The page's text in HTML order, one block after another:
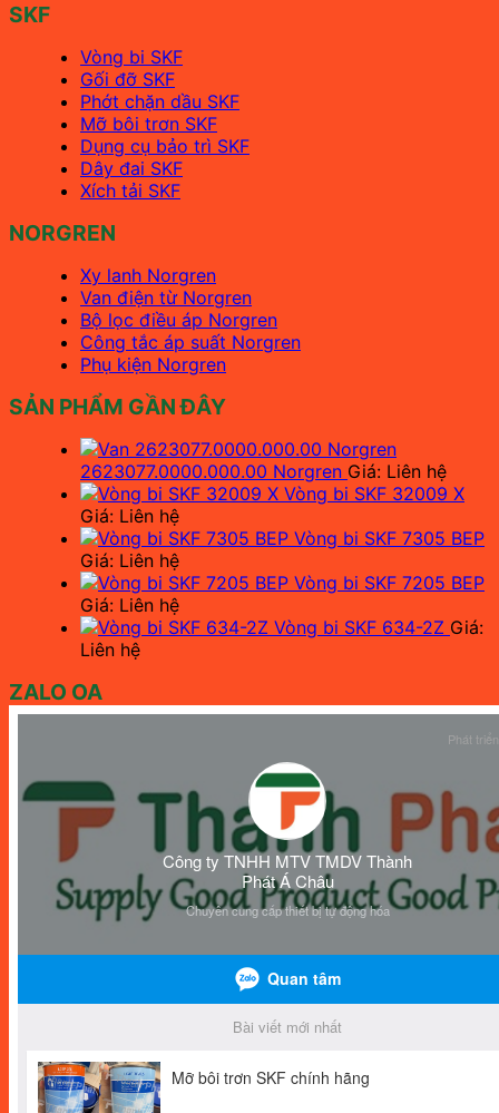
SKF
Vòng bi SKF
Gối đỡ SKF
Phớt chặn dầu SKF
Mỡ bôi trơn SKF
Dụng cụ bảo trì SKF
Dây đai SKF
Xích tải SKF
NORGREN
Xy lanh Norgren
Van điện từ Norgren
Bộ lọc điều áp Norgren
Công tắc áp suất Norgren
Phụ kiện Norgren
SẢN PHẨM GẦN ĐÂY
2623077.0000.000.00 Norgren Giá: Liên hệ
Vòng bi SKF 32009 X
Giá: Liên hệ
Vòng bi SKF 7305 BEP
Giá: Liên hệ
Vòng bi SKF 7205 BEP
Giá: Liên hệ
Vòng bi SKF 634-2Z Giá:
Liên hệ
ZALO OA